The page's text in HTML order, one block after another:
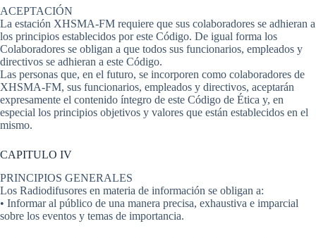
ACEPTACIÓN
La estación XHSMA-FM requiere que sus colaboradores se adhieran a
los principios establecidos por este Código. De igual forma los
Colaboradores se obligan a que todos sus funcionarios, empleados y
directivos se adhieran a este Código.
Las personas que, en el futuro, se incorporen como colaboradores de
XHSMA-FM, sus funcionarios, empleados y directivos, aceptarán
expresamente el contenido íntegro de este Código de Ética y, en
especial los principios objetivos y valores que están establecidos en el
mismo.
CAPITULO IV
PRINCIPIOS GENERALES
Los Radiodifusores en materia de información se obligan a:
• Informar al público de una manera precisa, exhaustiva e imparcial
sobre los eventos y temas de importancia.